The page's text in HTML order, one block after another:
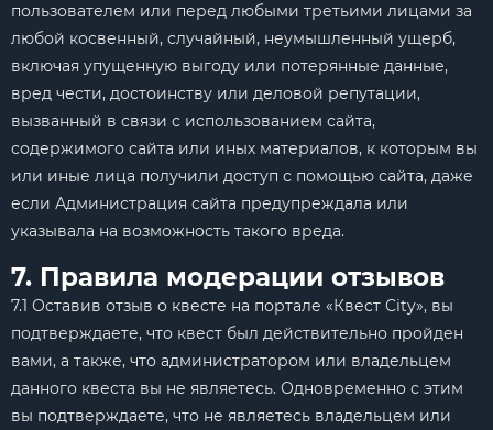
пользователем или перед любыми третьими лицами за
любой косвенный, случайный, неумышленный ущерб,
включая упущенную выгоду или потерянные данные,
вред чести, достоинству или деловой репутации,
вызванный в связи с использованием сайта,
содержимого сайта или иных материалов, к которым вы
или иные лица получили доступ с помощью сайта, даже
если Администрация сайта предупреждала или
указывала на возможность такого вреда.
7. Правила модерации отзывов
7.1 Оставив отзыв о квесте на портале «Квест City», вы
подтверждаете, что квест был действительно пройден
вами, а также, что администратором или владельцем
данного квеста вы не являетесь. Одновременно с этим
вы подтверждаете, что не являетесь владельцем или